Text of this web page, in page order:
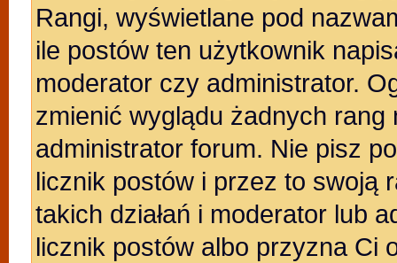
Rangi, wyświetlane pod
ile postów ten użytkownik
moderator czy administrator.
zmienić wyglądu żadnych
administrator forum. Nie pisz
licznik postów i przez to swoją
takich działań i moderator lub
licznik postów albo przyzna Ci